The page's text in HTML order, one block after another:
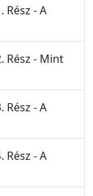
Rész - A
Rész - Mint
Rész - A
Rész - A